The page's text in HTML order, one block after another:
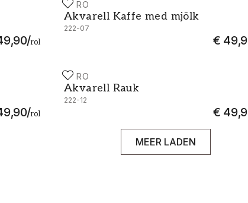
/rol
DURO
Akvarell Kaffe med mjölk
222-07
€
Akvarell Kaffe med mjölk - 222-07
/rol
DURO
Akvarell Rauk
222-12
€
Akvarell Rauk - 222-12
MEER LADEN